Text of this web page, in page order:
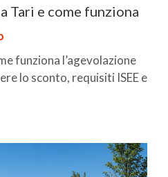
Tari e come funziona
funziona l’agevolazione
lo sconto, requisiti ISEE e